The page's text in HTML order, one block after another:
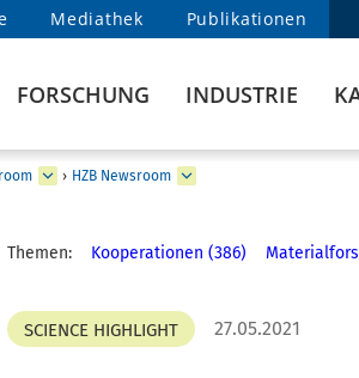
Mediathek Publikationen
FORSCHUNG INDUSTRIE
› HZB Newsroom
Themen: Kooperationen (386)
SCIENCE HIGHLIGHT 27.05.2021